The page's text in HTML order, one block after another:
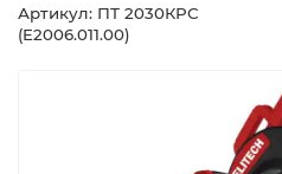
Артикул: ПТ 2030КРС
(E2006.011.00)